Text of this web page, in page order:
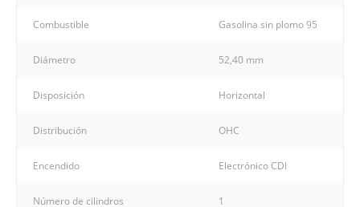
Combustible Gasolina sin plomo 95
Diámetro 52,40 mm
Disposición Horizontal
Distribución OHC
Encendido Electrónico CDI
Número de cilindros 1